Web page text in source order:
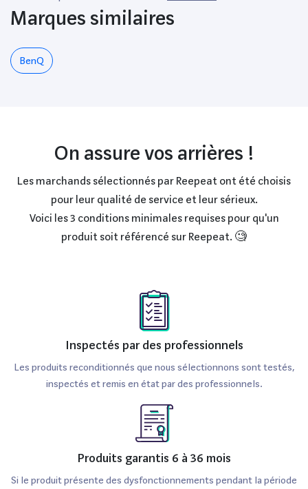
Marques similaires
BenQ
On assure vos arrières !
Les marchands sélectionnés par Reepeat ont été choisis
pour leur qualité de service et leur sérieux.
Voici les 3 conditions minimales requises pour qu'un
produit soit référencé sur Reepeat. 🧐
Inspectés par des professionnels
Les produits reconditionnés que nous sélectionnons sont testés,
inspectés et remis en état par des professionnels.
Produits garantis 6 à 36 mois
Si le produit présente des dysfonctionnements pendant la période